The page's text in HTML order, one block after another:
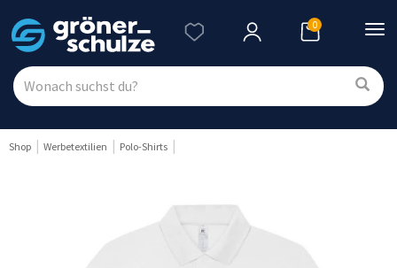
0
Shop Werbetextilien Polo-Shirts